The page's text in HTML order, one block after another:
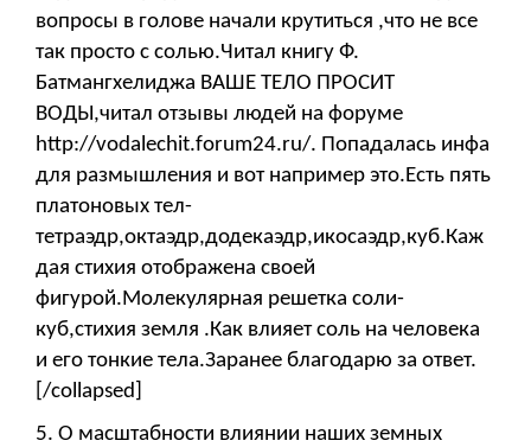
вопросы в голове начали крутиться ,что не все
так просто с солью.Читал книгу Ф.
Батмангхелиджа ВАШЕ ТЕЛО ПРОСИТ
ВОДЫ,читал отзывы людей на форуме
http://vodalechit.forum24.ru/. Попадалась инфа
для размышления и вот например это.Есть пять
платоновых тел-
тетраэдр,октаэдр,додекаэдр,икосаэдр,куб.Каж
дая стихия отображена своей
фигурой.Молекулярная решетка соли-
куб,стихия земля .Как влияет соль на человека
и его тонкие тела.Заранее благодарю за ответ.
[/collapsed]
5. О масштабности влиянии наших земных